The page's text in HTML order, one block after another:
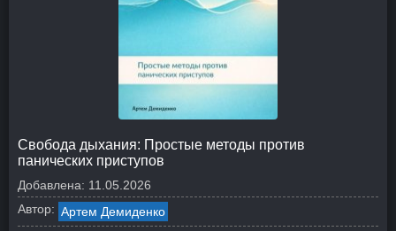
Свобода дыхания: Простые методы против
панических приступов
Добавлена: 11.05.2026
Автор: Артем Демиденко